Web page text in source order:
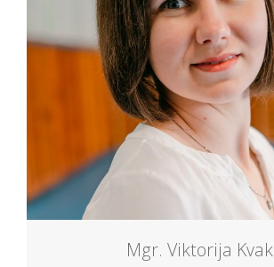
Mgr. Viktorija Kvak